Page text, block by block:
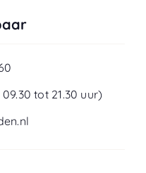
tot 21.30 uur)